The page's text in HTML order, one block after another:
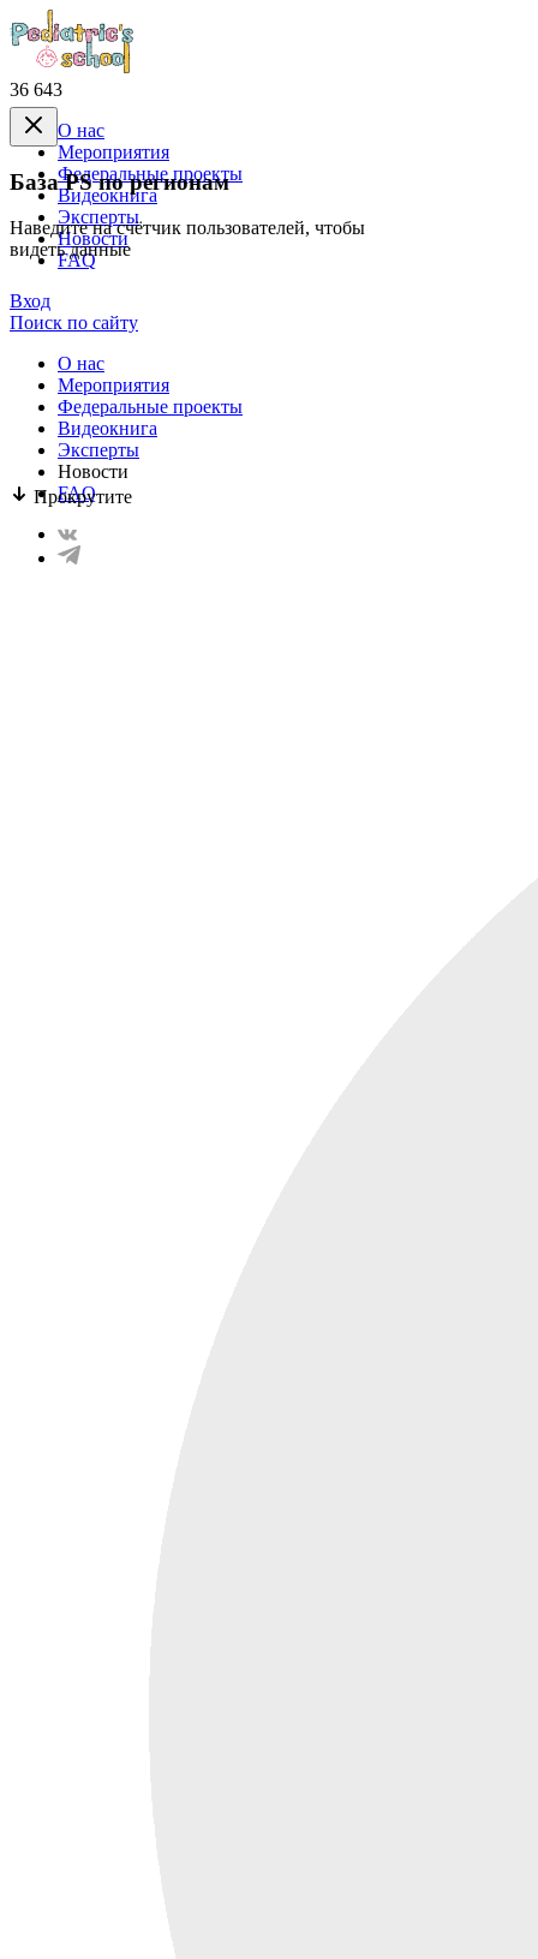
36 643
База PS по регионам
Наведите на счётчик пользователей, чтобы
видеть данные
Прокрутите
О нас
Mероприятия
Федеральные проекты
Видеокнига
Эксперты
Новости
FAQ
Вход
Поиск по сайту
О нас
Mероприятия
Федеральные проекты
Видеокнига
Эксперты
Новости
FAQ